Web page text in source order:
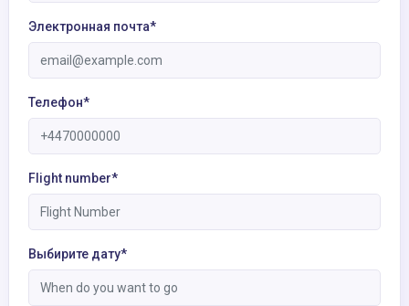
Электронная почта*
Телефон*
Flight number*
Выбирите дату*